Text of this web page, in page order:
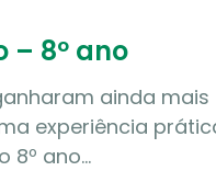
– 8º ano
ainda mais
experiência
8º ano…